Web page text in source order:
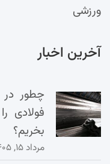
ورزشی
آخرین اخبار
چطور در
فولادی
بخریم؟
مرداد ۱۵, ۱۴۰۵